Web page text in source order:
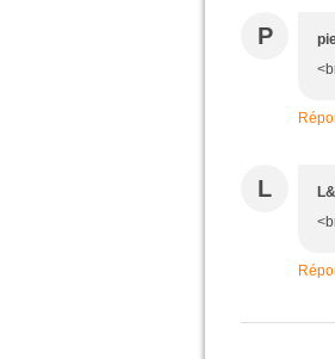
P
L